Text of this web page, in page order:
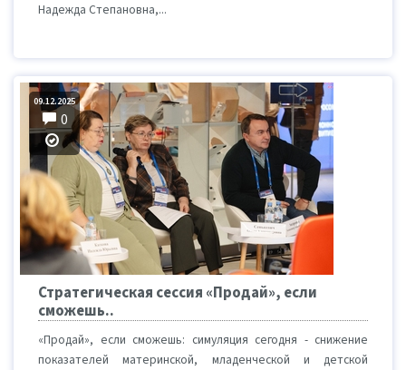
Надежда Степановна,...
09.12.2025
0
Стратегическая сессия «Продай», если
сможешь..
«Продай», если сможешь: симуляция сегодня - снижение
показателей материнской, младенческой и детской